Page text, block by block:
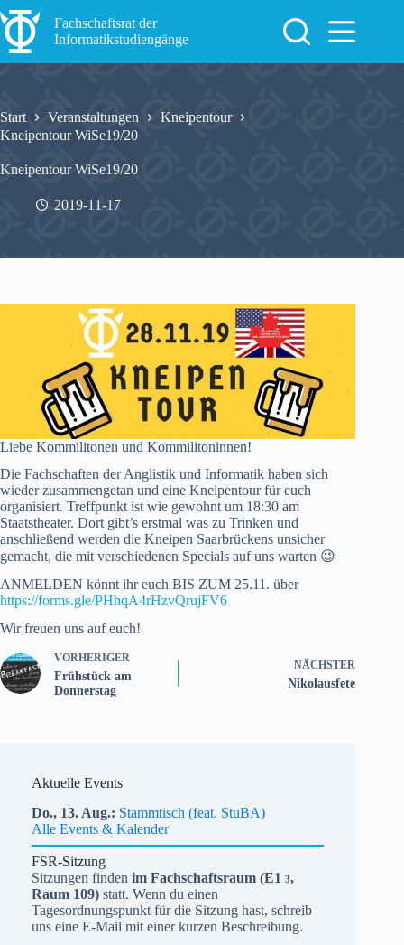
Zum
Inhalt
springen
Fachschaftsrat der
Informatikstudiengänge
Start Veranstaltungen
Kneipentour
Kneipentour WiSe19/20
Kneipentour WiSe19/20
2019-11-17
Liebe Kommilitonen und Kommilitoninnen!
Die Fachschaften der Anglistik und Informatik haben sich
wieder zusammengetan und eine Kneipentour für euch
organisiert. Treffpunkt ist wie gewohnt um 18:30 am
Staatstheater. Dort gibt’s erstmal was zu Trinken und
anschließend werden die Kneipen Saarbrückens unsicher
gemacht, die mit verschiedenen Specials auf uns warten 😉
ANMELDEN könnt ihr euch BIS ZUM 25.11. über
https://forms.gle/PHhqA4rHzvQrujFV6
Wir freuen uns auf euch!
VORHERIGER
Frühstück am
Donnerstag
NÄCHSTER
Nikolausfete
Aktuelle Events
Do., 13. Aug. Stammtisch (feat. StuBA)
Alle Events & Kalender
FSR-Sitzung
Sitzungen finden im Fachschaftsraum (E1 3,
Raum 109) statt. Wenn du einen
Tagesordnungspunkt für die Sitzung hast, schreib
uns eine E-Mail mit einer kurzen Beschreibung.